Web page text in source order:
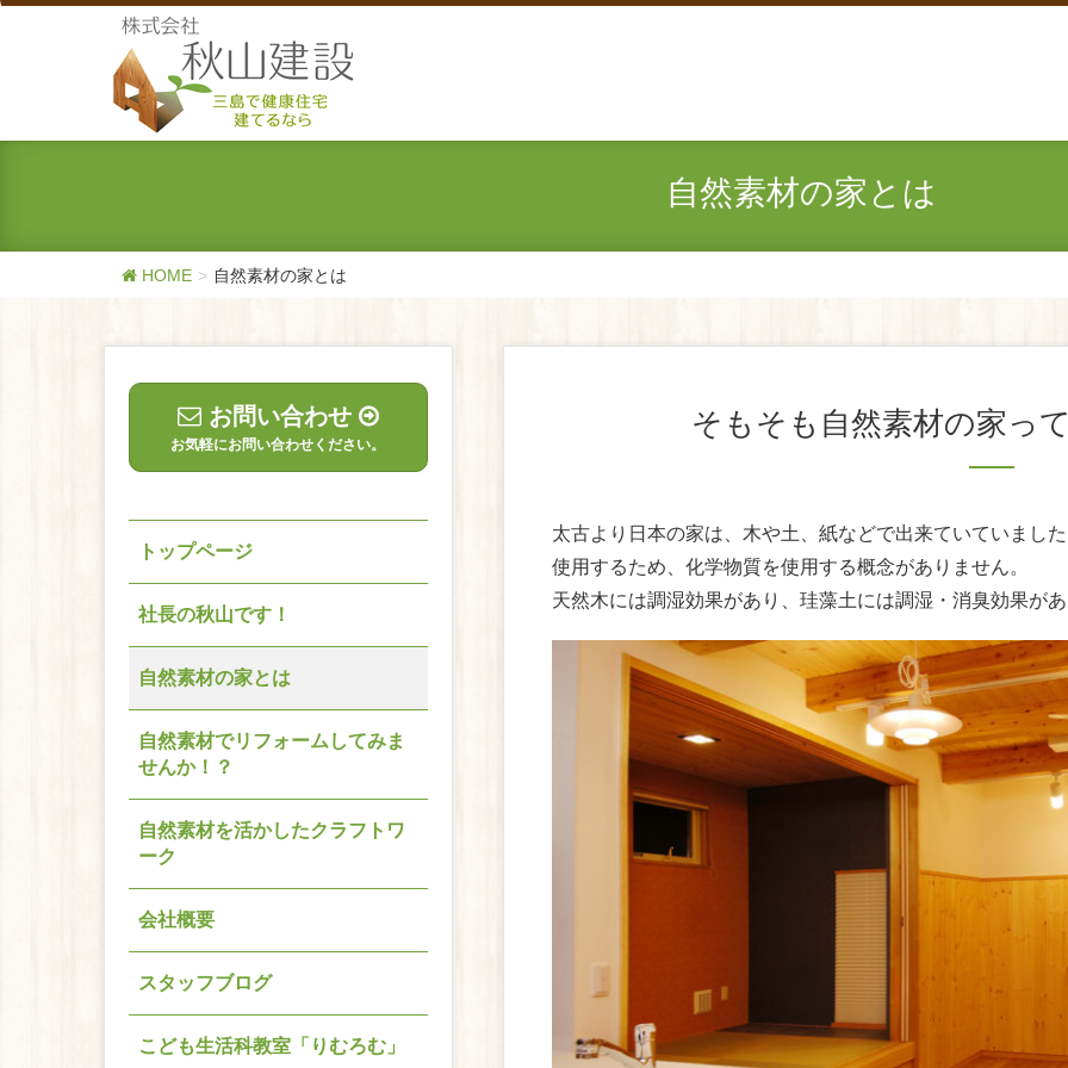
自然素材の家とは
HOME 自然素材の家とは
そもそも自然素材の家っ
太古より日本の家は、木や土、紙などで出来ていていまし
使用するため、化学物質を使用する概念がありません。
天然木には調湿効果があり、珪藻土には調湿・消臭効果が
お問い合わせ
お気軽にお問い合わせください。
トップページ
社長の秋山です！
自然素材の家とは
自然素材でリフォームしてみま
せんか！？
自然素材を活かしたクラフトワ
ーク
会社概要
スタッフブログ
こども生活科教室「りむろむ」